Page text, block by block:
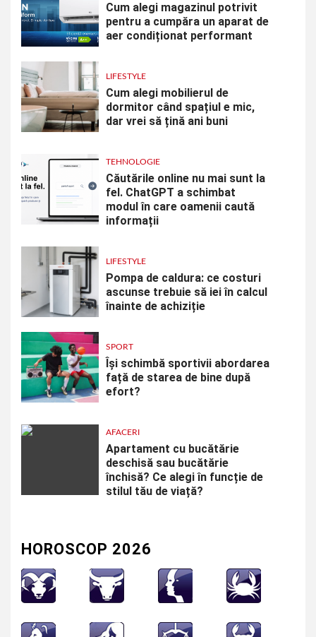
Cum alegi magazinul potrivit
pentru a cumpăra un aparat de
aer condiționat performant
LIFESTYLE
Cum alegi mobilierul de
dormitor când spațiul e mic,
dar vrei să țină ani buni
TEHNOLOGIE
Căutările online nu mai sunt la
fel. ChatGPT a schimbat
modul în care oamenii caută
informații
LIFESTYLE
Pompa de caldura: ce costuri
ascunse trebuie să iei în calcul
înainte de achiziție
SPORT
Își schimbă sportivii abordarea
față de starea de bine după
efort?
AFACERI
Apartament cu bucătărie
deschisă sau bucătărie
închisă? Ce alegi în funcție de
stilul tău de viață?
HOROSCOP 2026